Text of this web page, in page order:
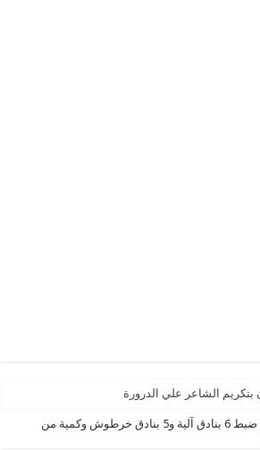
ضبط 6 بنادق آلية و5 بنادق خرطوش وكمية من